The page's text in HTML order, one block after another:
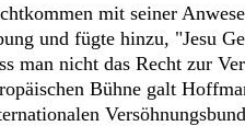
mit seiner
und fügte hinzu, "Jesu
man nicht das Recht zur
Bühne galt